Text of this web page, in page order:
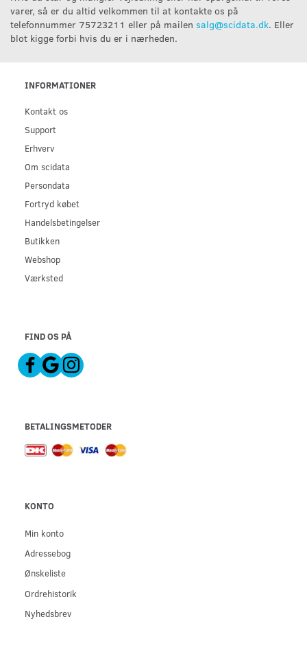
varer, så er du altid velkommen til at kontakte os på
telefonnummer 75723211 eller på mailen salg@scidata.dk. Eller
blot kigge forbi hvis du er i nærheden.
INFORMATIONER
Kontakt os
Support
Erhverv
Om scidata
Persondata
Fortryd købet
Handelsbetingelser
Butikken
Webshop
Værksted
FIND OS PÅ
BETALINGSMETODER
KONTO
Min konto
Adressebog
Ønskeliste
Ordrehistorik
Nyhedsbrev